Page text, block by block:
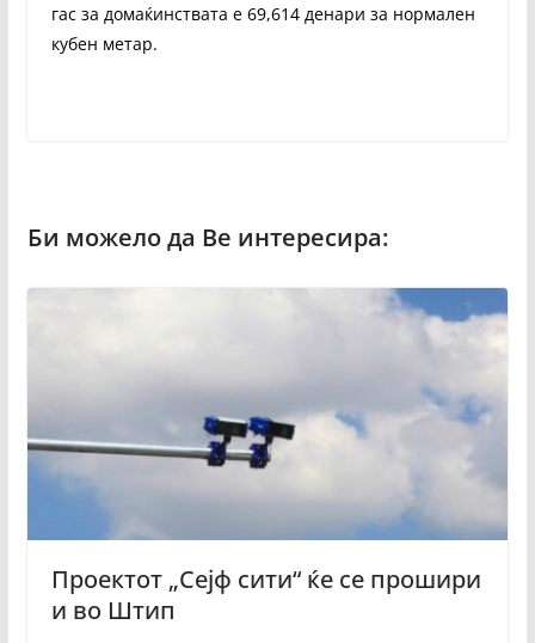
гас за домаќинствата е 69,614 денари за нормален
кубен метар.
Проектот „Сејф сити“ ќе се прошири
и во Штип